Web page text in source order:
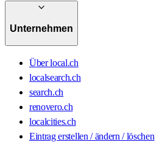
Unternehmen
Über local.ch
localsearch.ch
search.ch
renovero.ch
localcities.ch
Eintrag erstellen / ändern / löschen